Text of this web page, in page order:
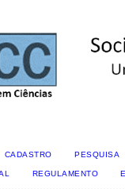
CADASTRO PESQUISA
REGULAMENTO